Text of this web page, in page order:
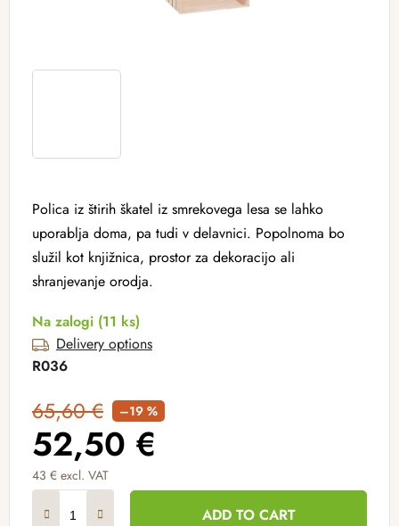
Polica iz štirih škatel iz smrekovega lesa se lahko
uporablja doma, pa tudi v delavnici. Popolnoma bo
služil kot knjižnica, prostor za dekoracijo ali
shranjevanje orodja.
Na zalogi (11 ks)
Delivery options
R036
65,60 € –19 %
52,50 €
43 € excl. VAT
ADD TO CART